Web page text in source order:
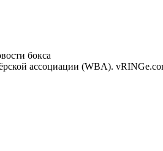
ассоциации (WBА).